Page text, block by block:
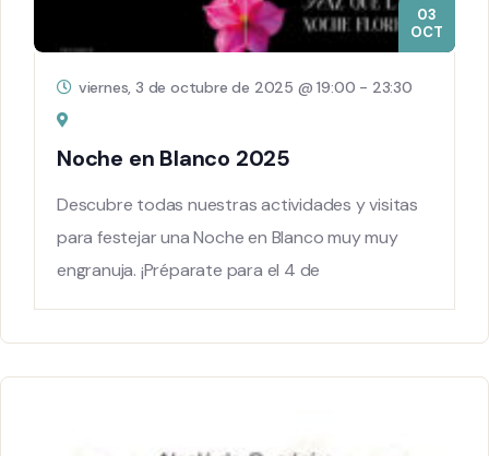
03
OCT
viernes, 3 de octubre de 2025 @ 19:00 - 23:30
Noche en Blanco 2025
Descubre todas nuestras actividades y visitas
para festejar una Noche en Blanco muy muy
engranuja. ¡Préparate para el 4 de